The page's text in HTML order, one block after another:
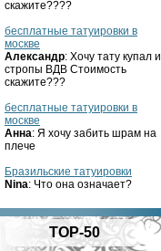
скажите????
бесплатные татуировки в
москве
Александр: Хочу тату купал и
стропы ВДВ Стоимость
скажите???
бесплатные татуировки в
москве
Анна: Я хочу забить шрам на
плече
Бразильские татуировки
Nina: Что она означает?
TOP-50